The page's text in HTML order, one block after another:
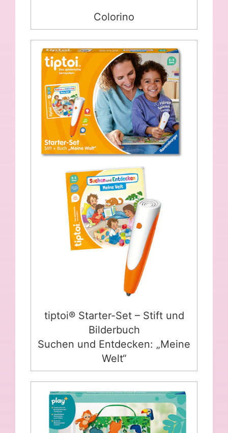
Colorino
tiptoi® Starter-Set – Stift und
Suchen und Entdecken: „Meine
Welt“
tiptoi® Starter-Set – Stift und
Bilderbuch
Suchen und Entdecken: „Meine
Welt“